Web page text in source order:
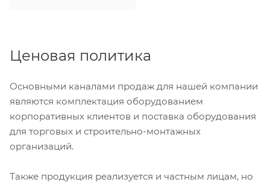
Ценовая политика
Основными каналами продаж для нашей компании
являются комплектация оборудованием
корпоративных клиентов и поставка оборудования
для торговых и строительно-монтажных
организаций.
Также продукция реализуется и частным лицам, но